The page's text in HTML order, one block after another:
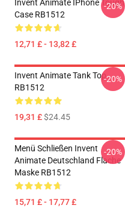
Invent Animate IPhone Tough
Case RB1512
12,71 £ - 13,82 £
-20%
Invent Animate Tank Top
RB1512
19,31 £$24.45
-20%
Menü Schließen Invent
Animate Deutschland Flache
Maske RB1512
15,71 £ - 17,77 £
-20%